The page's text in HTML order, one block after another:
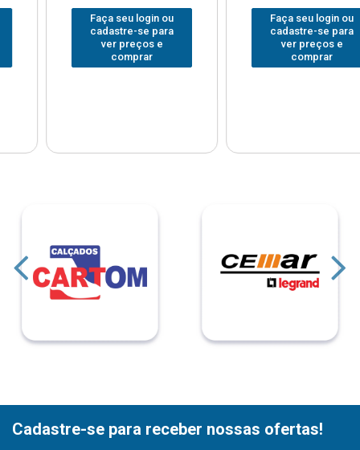
Faça seu login ou
cadastre-se para
ver preços e
Faça seu login ou
cadastre-se para
ver preços e
Cadastre-se para receber nossas ofertas!